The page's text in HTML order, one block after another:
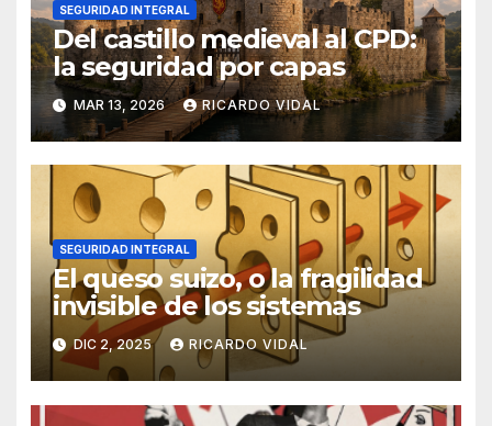
SEGURIDAD INTEGRAL
Del castillo medieval al CPD:
la seguridad por capas
MAR 13, 2026 RICARDO VIDAL
SEGURIDAD INTEGRAL
El queso suizo, o la fragilidad
invisible de los sistemas
DIC 2, 2025 RICARDO VIDAL